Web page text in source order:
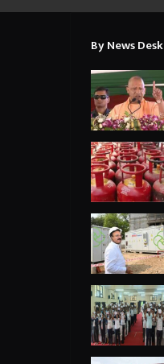
By News Desk